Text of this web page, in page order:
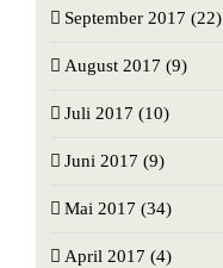
September 2017 (22)
August 2017 (9)
Juli 2017 (10)
Juni 2017 (9)
Mai 2017 (34)
April 2017 (4)